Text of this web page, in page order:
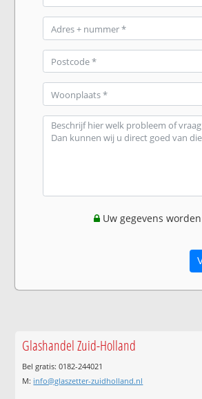
Uw gegevens
Glashandel Zuid-Holland
Bel gratis: 0182-244021
M: info@glaszetter-zuidholland.nl